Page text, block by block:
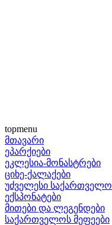
topmenu
მთავარი
ეპარქიები
ეკლესია-მონასტრები
ციხე-ქალაქები
უძველესი საქართველო
ექსპონატები
მითები და ლეგენდები
საქართველოს მეფეები